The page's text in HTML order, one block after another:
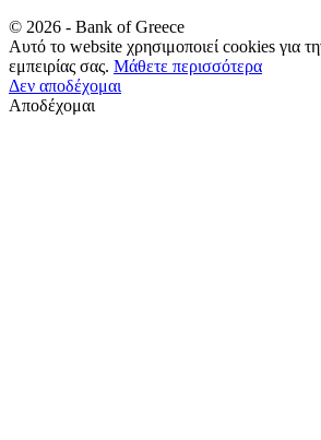
© 2026 - Bank of Greece
Αυτό το website χρησιμοποιεί cookies για
εμπειρίας σας. Μάθετε περισσότερα
Δεν αποδέχομαι
Αποδέχομαι